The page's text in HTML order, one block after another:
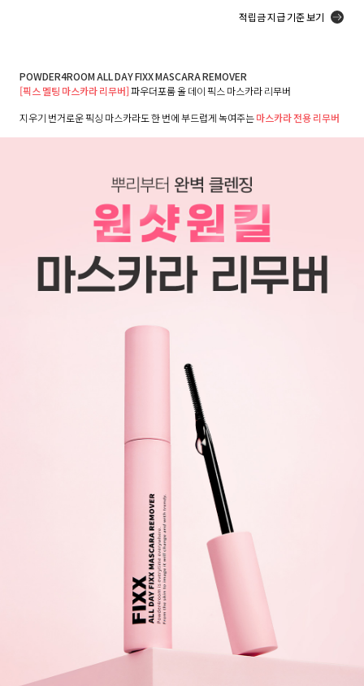
적립금 지급 기준 보기
POWDER4ROOM ALL DAY FIXX MASCARA REMOVER
[픽스 멜팅 마스카라 리무버]파우더포룸 올 데이 픽스 마스카라 리무버
지우기 번거로운 픽싱 마스카라도 한 번에 부드럽게 녹여주는마스카라 전용 리무버